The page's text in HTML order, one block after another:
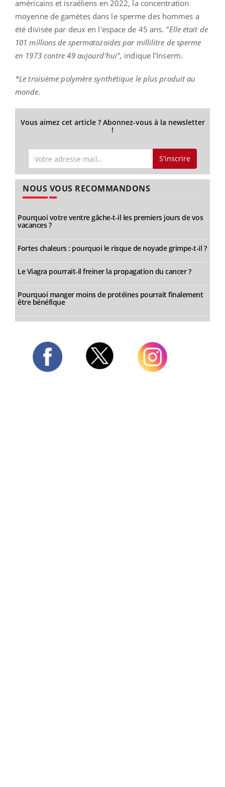
américains et israéliens en 2022, la concentration
moyenne de gamètes dans le sperme des hommes a
été divisée par deux en l'espace de 45 ans. "Elle était de
101 millions de spermatozoïdes par millilitre de sperme
en 1973 contre 49 aujourd'hui", indique l’Inserm.
*Le troisième polymère synthétique le plus produit au
monde.
Vous aimez cet article ? Abonnez-vous à la newsletter
!
S'inscrire
NOUS VOUS RECOMMANDONS
Pourquoi votre ventre gâche-t-il les premiers jours de vos
vacances ?
Fortes chaleurs : pourquoi le risque de noyade grimpe-t-il ?
Le Viagra pourrait-il freiner la propagation du cancer ?
Pourquoi manger moins de protéines pourrait finalement
être bénéfique